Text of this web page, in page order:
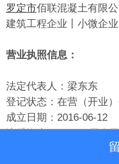
罗定市佰联混凝土有限公
建筑工程企业丨小微企业
营业执照信息：
法定代表人：梁东东
登记状态：在营（开业
成立日期：2016-06-12
实缴资本：244.3万元人